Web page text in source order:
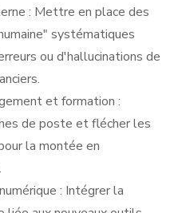
: Mettre en place des
systématiques
ou d'hallucinations de
et formation :
de poste et flécher les
la montée en
: Intégrer la